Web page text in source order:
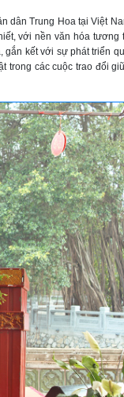
dân Trung Hoa tại Việt
với nền văn hóa tương
gắn kết với sự phát triển
trong các cuộc trao đổi